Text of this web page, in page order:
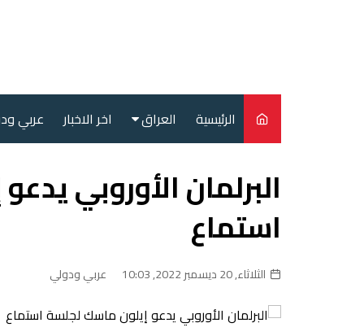
الرئيسية العراق
سياسة
اخر الاخبار عربي
البرلمان الأوروبي
استماع
الثلاثاء, 20 ديسمبر 2022, 10:03 عربي ودولي